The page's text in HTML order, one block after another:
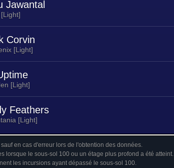
Jawantal
Corvin
[Light]
[Light]
Feathers
[Light]
en cas d'erreur lors de l'obtention des données.
lorsque le sous-sol 100 ou un étage plus profond a été atteint.
les incursions ayant dépassé le sous-sol 100.